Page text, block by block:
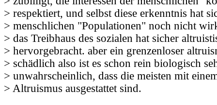
> respektiert, und selbst diese erkenntnis hat
> menschlichen "Populationen" noch nicht
> das Treibhaus des sozialen hat sicher
> hervorgebracht. aber ein grenzenloser
> schädlich also ist es schon rein biologisch
> unwahrscheinlich, dass die meisten mit
> Altruismus ausgestattet sind.